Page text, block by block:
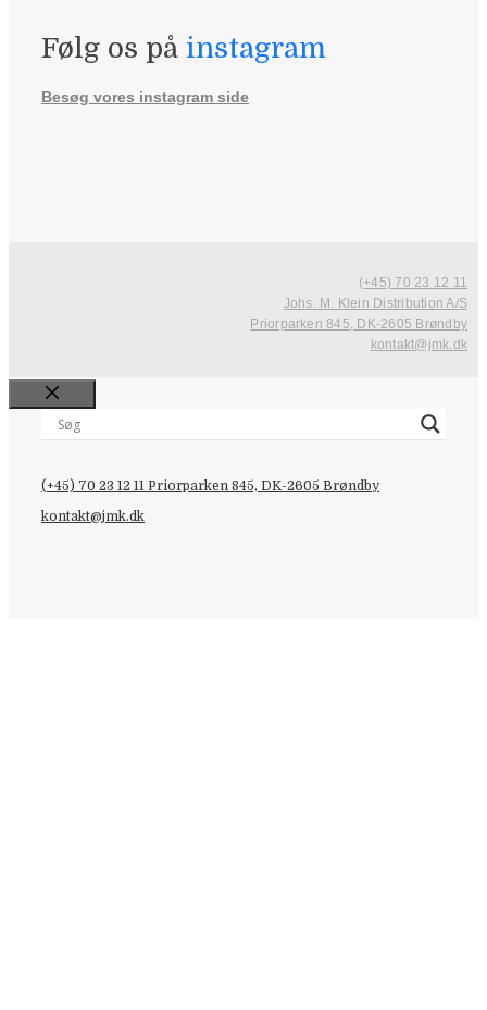
Følg os på instagram
Besøg vores instagram side
(+45) 70 23 12 11
Johs. M. Klein Distribution A/S
Priorparken 845, DK-2605 Brøndby
kontakt@jmk.dk
Close
(+45) 70 23 12 11 Priorparken 845, DK-2605 Brøndby
kontakt@jmk.dk